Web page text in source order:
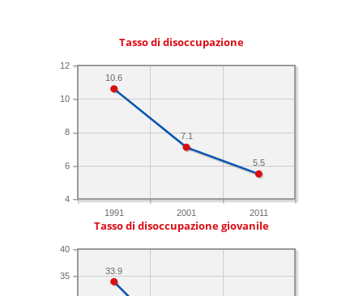
Tasso di disoccupazione
1991 2001 2011
4
6
8
10
12
5.5
7.1
10.6
Tasso di disoccupazione giovanile
35
40
33.9